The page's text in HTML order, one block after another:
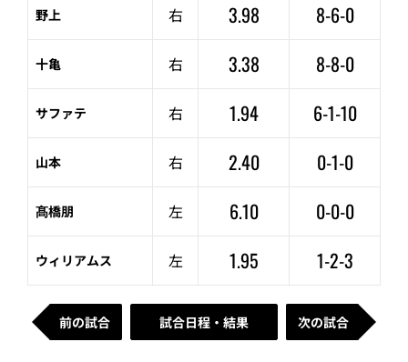
野上 右 3.98 8-6-0
十亀 右 3.38 8-8-0
サファテ 右 1.94 6-1-10
山本 右 2.40 0-1-0
髙橋朋 左 6.10 0-0-0
ウィリアムス 左 1.95 1-2-3
前の試合 試合日程・結果 次の試合